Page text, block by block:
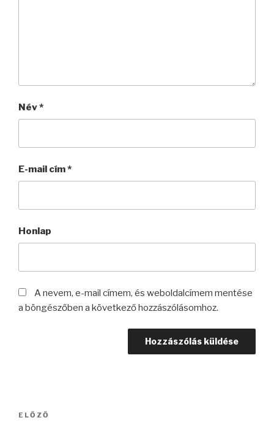
Név*
E-mail cím*
Honlap
A nevem, e-mail címem, és weboldalcímem mentése
a böngészőben a következő hozzászólásomhoz.
Bejegyzés
Korábbi
ELŐZŐ